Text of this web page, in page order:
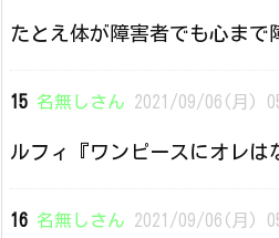
たとえ体が障害者でも心まで
15 名無しさん 2021/09/06(月)
ルフィ『ワンピースにオレは
16 名無しさん 2021/09/06(月)